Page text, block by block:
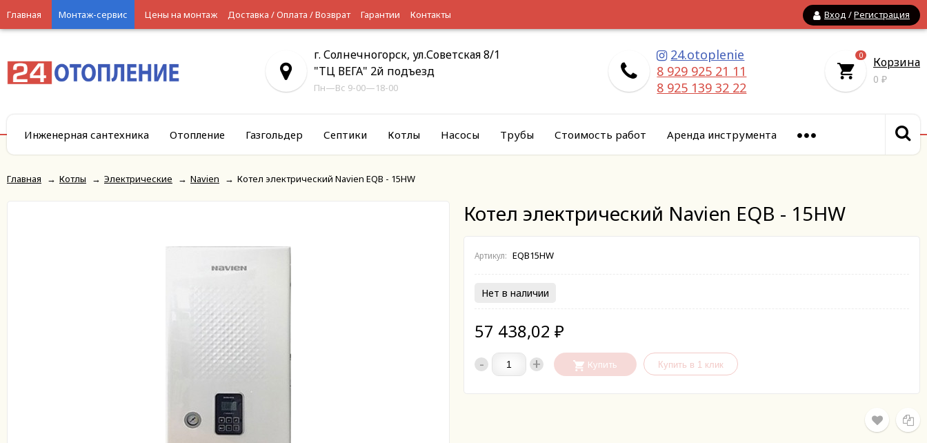
Вход /Регистрация
Главная Монтаж-сервис Цены на монтаж Доставка / Оплата / Возврат Гарантии Контакты
г. Солнечногорск, ул.Советская 8/1
"ТЦ ВЕГА" 2й подъезд
Пн—Вс 9-00—18-00
24.otoplenie
8 929 925 21 11
8 925 139 32 22
0 Корзина
0 ₽
Инженерная сантехника Отопление Газгольдер Септики Котлы Насосы Трубы Стоимость работ Аренда инструмента
Главная → Котлы → Электрические → Navien → Котел электрический Navien EQB - 15HW
Котел электрический Navien EQB - 15HW
Артикул: EQB15HW
Нет в наличии
57 438,02 ₽
- + Купить